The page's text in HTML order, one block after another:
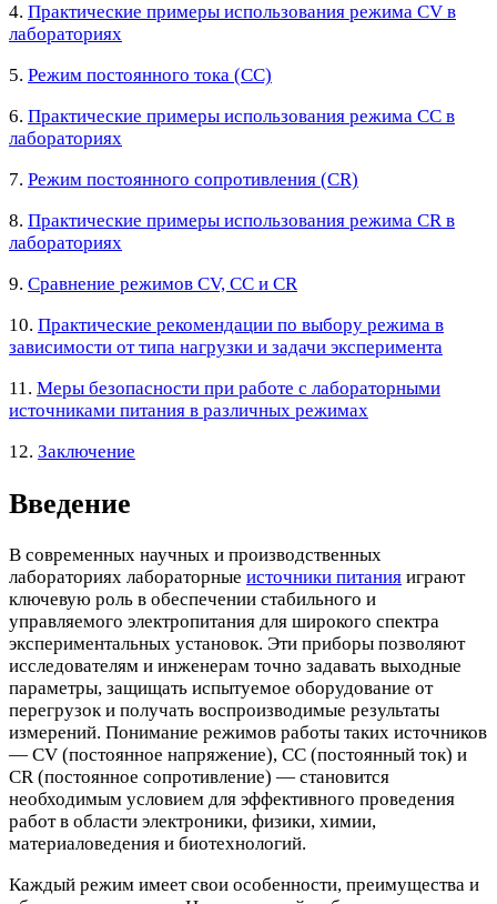
4. Практические примеры использования режима CV в
лабораториях
5. Режим постоянного тока (CC)
6. Практические примеры использования режима CC в
лабораториях
7. Режим постоянного сопротивления (CR)
8. Практические примеры использования режима CR в
лабораториях
9. Сравнение режимов CV, CC и CR
10. Практические рекомендации по выбору режима в
зависимости от типа нагрузки и задачи эксперимента
11. Меры безопасности при работе с лабораторными
источниками питания в различных режимах
12. Заключение
Введение
В современных научных и производственных
лабораториях лабораторные источники питания играют
ключевую роль в обеспечении стабильного и
управляемого электропитания для широкого спектра
экспериментальных установок. Эти приборы позволяют
исследователям и инженерам точно задавать выходные
параметры, защищать испытуемое оборудование от
перегрузок и получать воспроизводимые результаты
измерений. Понимание режимов работы таких источников
— CV (постоянное напряжение), CC (постоянный ток) и
CR (постоянное сопротивление) — становится
необходимым условием для эффективного проведения
работ в области электроники, физики, химии,
материаловедения и биотехнологий.
Каждый режим имеет свои особенности, преимущества и